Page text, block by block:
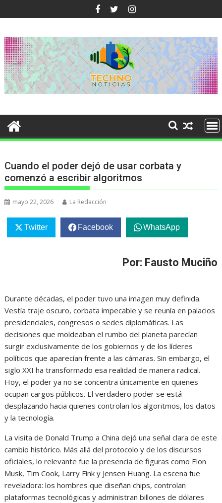
al
Cuando el poder dejó de usar corbata y
comenzó a escribir algoritmos
mayo 22, 2026 La Redacción
Twitter Facebook WhatsApp
Por: Fausto Muciño
Durante décadas, el poder tuvo una imagen muy definida.
Vestía traje oscuro, corbata impecable y se reunía en palacios
presidenciales, congresos o sedes diplomáticas. Las
decisiones que moldeaban el rumbo del planeta parecían
surgir exclusivamente de los gobiernos y de los líderes
políticos que aparecían frente a las cámaras. Sin embargo, el
siglo XXI ha transformado esa realidad de manera radical.
Hoy, el poder ya no se concentra únicamente en quienes
ocupan cargos públicos. El verdadero poder se está
desplazando hacia quienes controlan los algoritmos, los datos
y la tecnología.
La visita de Donald Trump a China dejó una señal clara de este
cambio histórico. Más allá del protocolo y de los discursos
oficiales, lo relevante fue la presencia de figuras como Elon
Musk, Tim Cook, Larry Fink y Jensen Huang. La escena fue
reveladora: los hombres que diseñan chips, controlan
plataformas tecnológicas y administran billones de dólares